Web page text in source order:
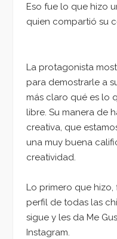
Eso fue lo que hizo
quien compartió su
La protagonista
para demostrarle a
más claro qué es lo
libre. Su manera de
creativa, que
una muy buena
creatividad.
Lo primero que
perfil de todas las
sigue y les da Me
Instagram.